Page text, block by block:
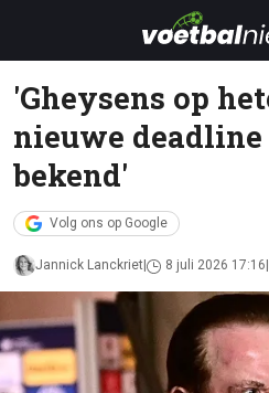
'Gheysens op
nieuwe
bekend'
Volg ons op Google
Jannick Lanckriet 8 juli 2026 17:16